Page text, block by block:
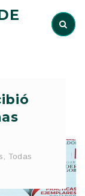
Todas